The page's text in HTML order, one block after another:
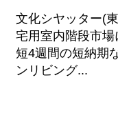
文化シヤッター(
宅用室内階段市
短4週間の短納期
ンリビング...